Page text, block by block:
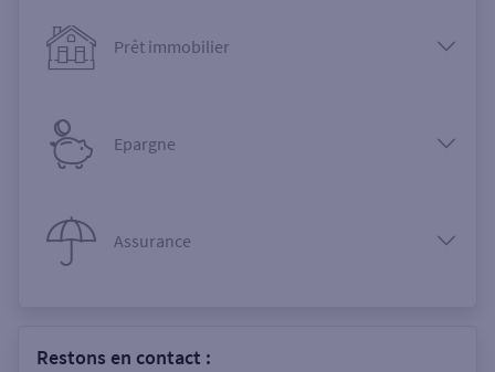
Prêt immobilier
Epargne
Assurance
Restons en contact :